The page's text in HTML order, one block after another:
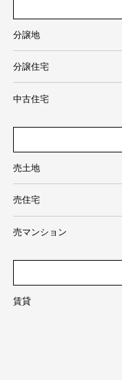
分譲地
分譲住宅
中古住宅
売土地
売住宅
売マンション
賃貸